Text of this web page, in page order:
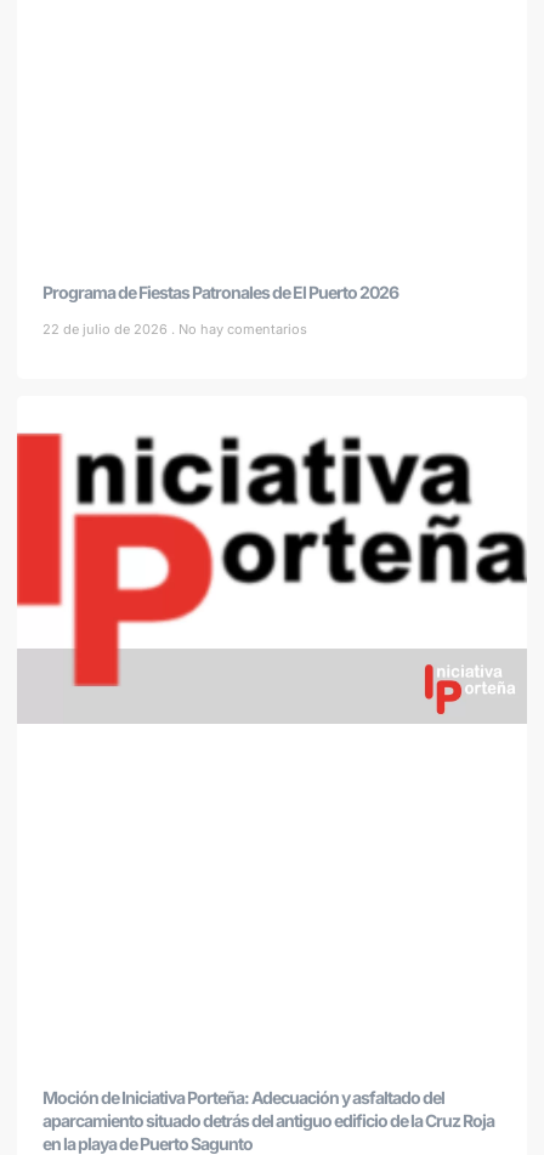
Programa de Fiestas Patronales de El Puerto 2026
22 de julio de 2026 No hay comentarios
Moción de Iniciativa Porteña: Adecuación y asfaltado del
aparcamiento situado detrás del antiguo edificio de la Cruz Roja
en la playa de Puerto Sagunto